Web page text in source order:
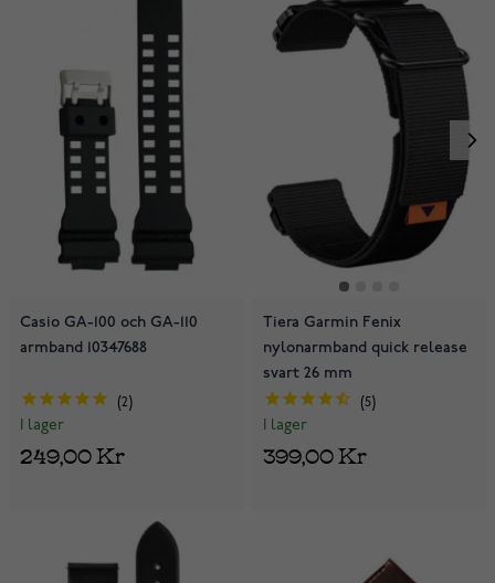
Casio GA-100 och GA-110
armband 10347688
2
I lager
249,00 Kr
Tiera Garmin Fenix
nylonarmband quick release
svart 26 mm
5
I lager
399,00 Kr